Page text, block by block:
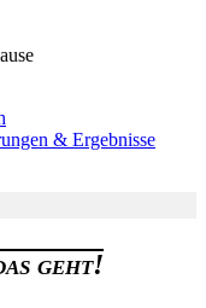
& Ergebnisse
geht!